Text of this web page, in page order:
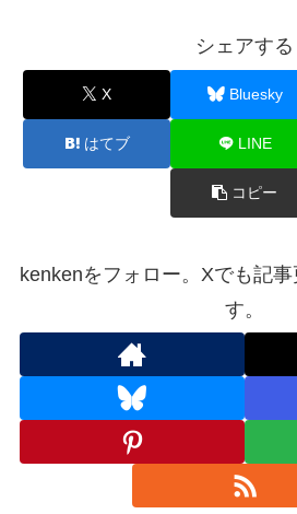
シェアする
X Bluesky
はてブ LINE
コピー
kenkenをフォロー。Xでも記
す。